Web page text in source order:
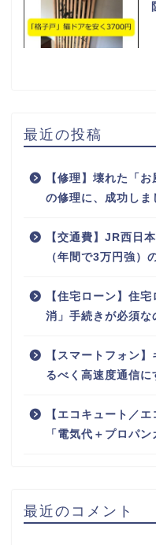
最近の投稿
【修理】壊れた「
の修理に、成功し
【交通費】JR西日
（年間で3万円強）
【住宅ローン】住
消」手続きが必須な
【スマートフォン
るべく高速度通信
【エコキュート／
「電気代＋プロパ
最近のコメント